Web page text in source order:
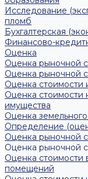
Исследование
пломб
Бухгалтерская
Финансово-
Оценка
Оценка рыночной
Оценка рыночной
Оценка стоимости
Оценка
имущества
Оценка земельного
Определение
Оценка рыночной
Оценка рыночной
Оценка стоимости
помещений